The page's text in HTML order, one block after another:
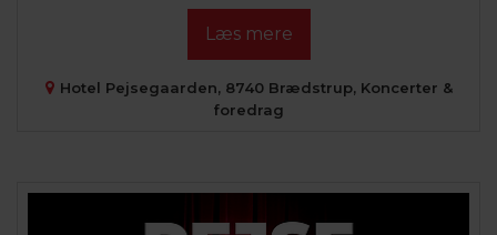
Læs mere
Hotel Pejsegaarden, 8740 Brædstrup, Koncerter &
foredrag